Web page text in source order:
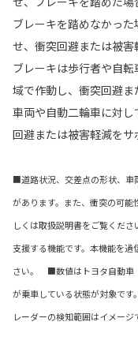
ブレーキを踏めなかっ
せ、衝突回避または被
ブレーキは歩行者や自
域で作動し、衝突回避ま
車両や自動二輪車に対
回避または被害軽減をサ
■道路状況、交差点の形状、車
があります。また、衝突の可能
しくは取扱説明書をご覧くだ
支援する機能です。本機能を過
さい。 ■数値はトヨタ自動車
が乗車している状態が対象で
レーダーの検知範囲はイメージ